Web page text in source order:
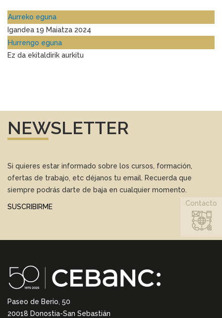
Aurreko eguna
Igandea 19 Maiatza 2024
Hurrengo eguna
Ez da ekitaldirik aurkitu
NEWSLETTER
Si quieres estar informado sobre los cursos, formación,
ofertas de trabajo, etc déjanos tu email. Recuerda que
siempre podrás darte de baja en cualquier momento.
SUSCRIBIRME
Paseo de Berio, 50
20018 Donostia-San Sebastián
Contacto